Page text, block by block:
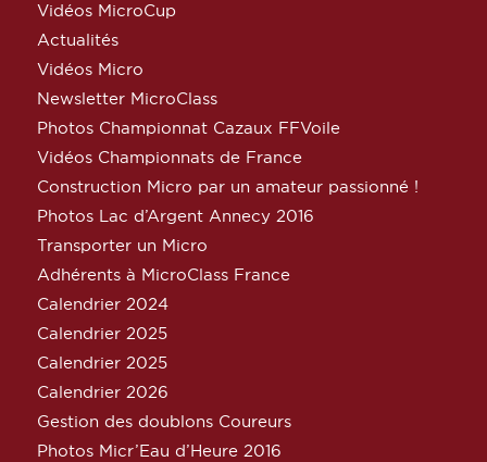
Vidéos MicroCup
Actualités
Vidéos Micro
Newsletter MicroClass
Photos Championnat Cazaux FFVoile
Vidéos Championnats de France
Construction Micro par un amateur passionné !
Photos Lac d’Argent Annecy 2016
Transporter un Micro
Adhérents à MicroClass France
Calendrier 2024
Calendrier 2025
Calendrier 2025
Calendrier 2026
Gestion des doublons Coureurs
Photos Micr’Eau d’Heure 2016